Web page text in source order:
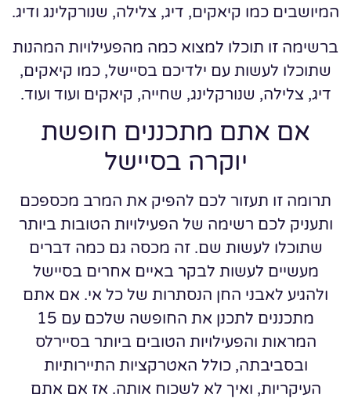
המיושבים כמו קיאקים, דיג, צלילה, שנורקלינג ודיג.
ברשימה זו תוכלו למצוא כמה מהפעילויות המהנות
שתוכלו לעשות עם ילדיכם בסיישל, כמו קיאקים,
דיג, צלילה, שנורקלינג, שחייה, קיאקים ועוד ועוד.
אם אתם מתכננים חופשת
יוקרה בסיישל
תרומה זו תעזור לכם להפיק את המרב מכספכם
ותעניק לכם רשימה של הפעילויות הטובות ביותר
שתוכלו לעשות שם. זה מכסה גם כמה דברים
מעשיים לעשות לבקר באיים אחרים בסיישל
ולהגיע לאבני החן הנסתרות של כל אי. אם אתם
מתכננים לתכנן את החופשה שלכם עם 15
המראות והפעילויות הטובים ביותר בסיירלס
ובסביבתה, כולל האטרקציות התיירותיות
העיקריות, ואיך לא לשכוח אותה. אז אם אתם